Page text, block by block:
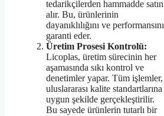
tedarikçilerden hammadde satın
alır. Bu, ürünlerinin
dayanıklılığını ve performansını
garanti eder.
Üretim Prosesi Kontrolü:
Licoplas, üretim sürecinin her
aşamasında sıkı kontrol ve
denetimler yapar. Tüm işlemler,
uluslararası kalite standartlarına
uygun şekilde gerçekleştirilir.
Bu sayede ürünlerin tutarlı bir